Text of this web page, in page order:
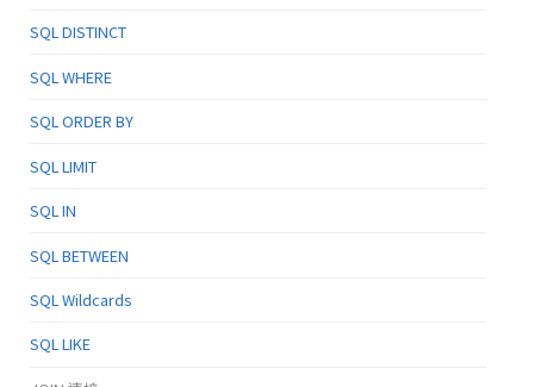
SQL DISTINCT
SQL WHERE
SQL ORDER BY
SQL LIMIT
SQL IN
SQL BETWEEN
SQL Wildcards
SQL LIKE